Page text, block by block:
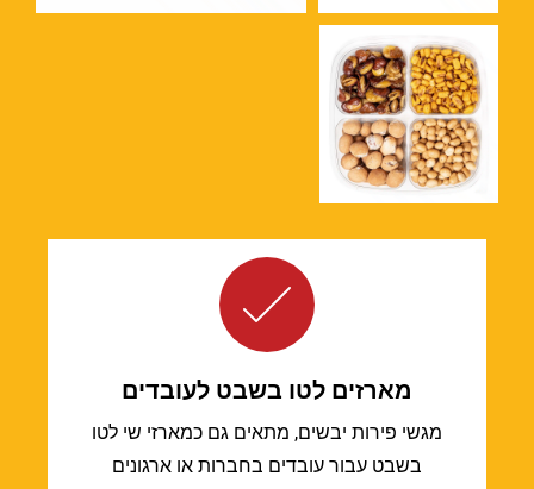
brightness_high ניגודיות בהירה
brightness_low ניגודיות כהה
format_underlined הוסף קו תחתון לקישורים
סמן קישורים
א
א
ת
כ
ל
ה
מארזים לטו בשבט לעובדים
מגשי פירות יבשים, מתאים גם כמארזי שי לטו
בשבט עבור עובדים בחברות או ארגונים